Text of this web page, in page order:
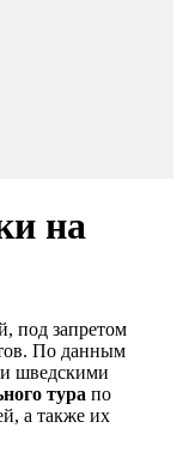
на
под запретом
По данным
и шведскими
тура по
а также их